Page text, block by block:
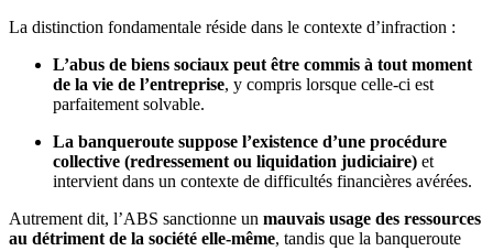
La distinction fondamentale réside dans le contexte d’infraction :
L’abus de biens sociaux peut être commis à tout moment
de la vie de l’entreprise, y compris lorsque celle-ci est
parfaitement solvable.
La banqueroute suppose l’existence d’une procédure
collective (redressement ou liquidation judiciaire) et
intervient dans un contexte de difficultés financières avérées.
Autrement dit, l’ABS sanctionne un mauvais usage des ressources
au détriment de la société elle-même, tandis que la banqueroute